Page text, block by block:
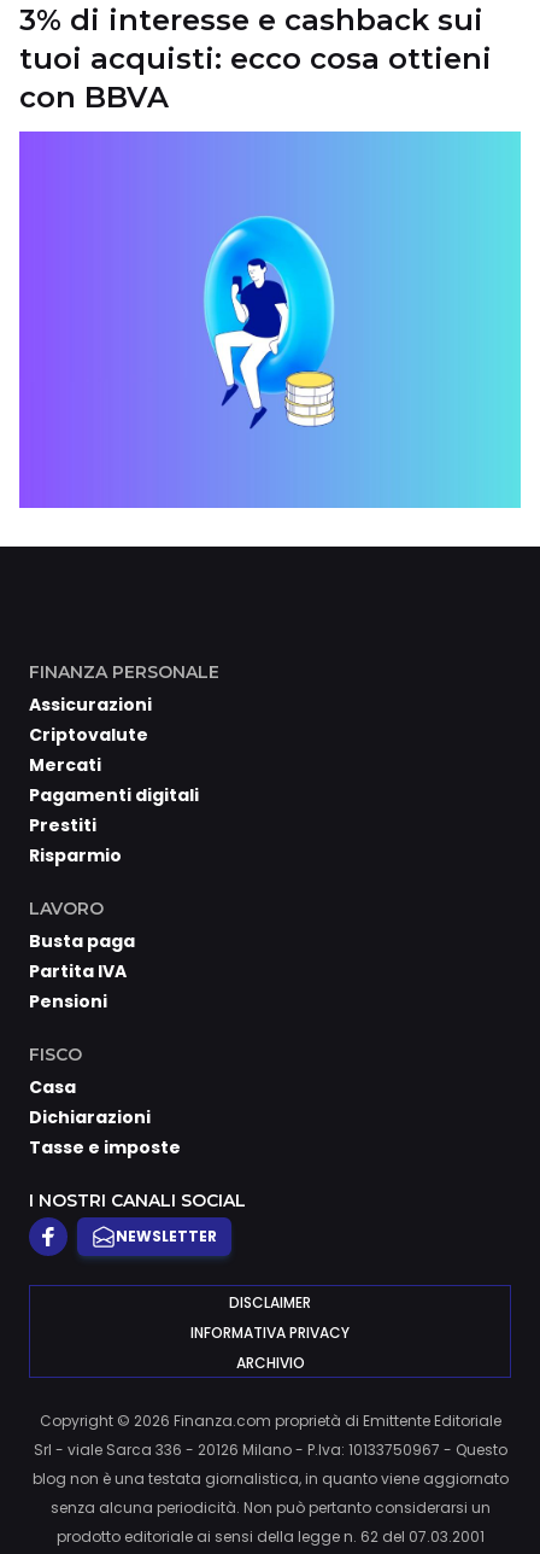
3% di interesse e cashback sui
tuoi acquisti: ecco cosa ottieni
con BBVA
FINANZA PERSONALE
Assicurazioni
Criptovalute
Mercati
Pagamenti digitali
Prestiti
Risparmio
LAVORO
Busta paga
Partita IVA
Pensioni
FISCO
Casa
Dichiarazioni
Tasse e imposte
I NOSTRI CANALI SOCIAL
NEWSLETTER
DISCLAIMER
INFORMATIVA PRIVACY
ARCHIVIO
Copyright © 2026 Finanza.com proprietà di Emittente Editoriale
Srl - viale Sarca 336 - 20126 Milano - P.Iva: 10133750967 - Questo
blog non è una testata giornalistica, in quanto viene aggiornato
senza alcuna periodicità. Non può pertanto considerarsi un
prodotto editoriale ai sensi della legge n. 62 del 07.03.2001